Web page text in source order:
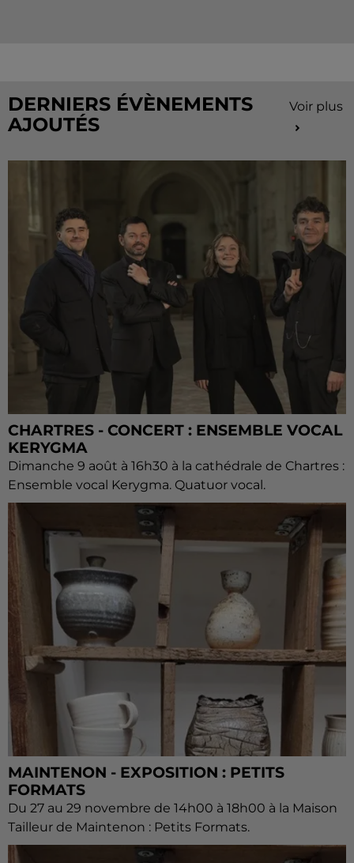
DERNIERS ÉVÈNEMENTS
AJOUTÉS
Voir plus
CHARTRES - CONCERT : ENSEMBLE VOCAL
KERYGMA
Dimanche 9 août à 16h30 à la cathédrale de Chartres :
Ensemble vocal Kerygma. Quatuor vocal.
MAINTENON - EXPOSITION : PETITS
FORMATS
Du 27 au 29 novembre de 14h00 à 18h00 à la Maison
Tailleur de Maintenon : Petits Formats.